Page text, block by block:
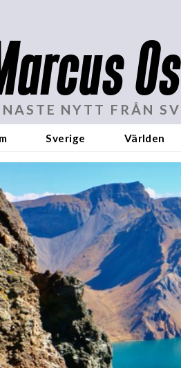
NYTT FRÅN
Sverige Världen